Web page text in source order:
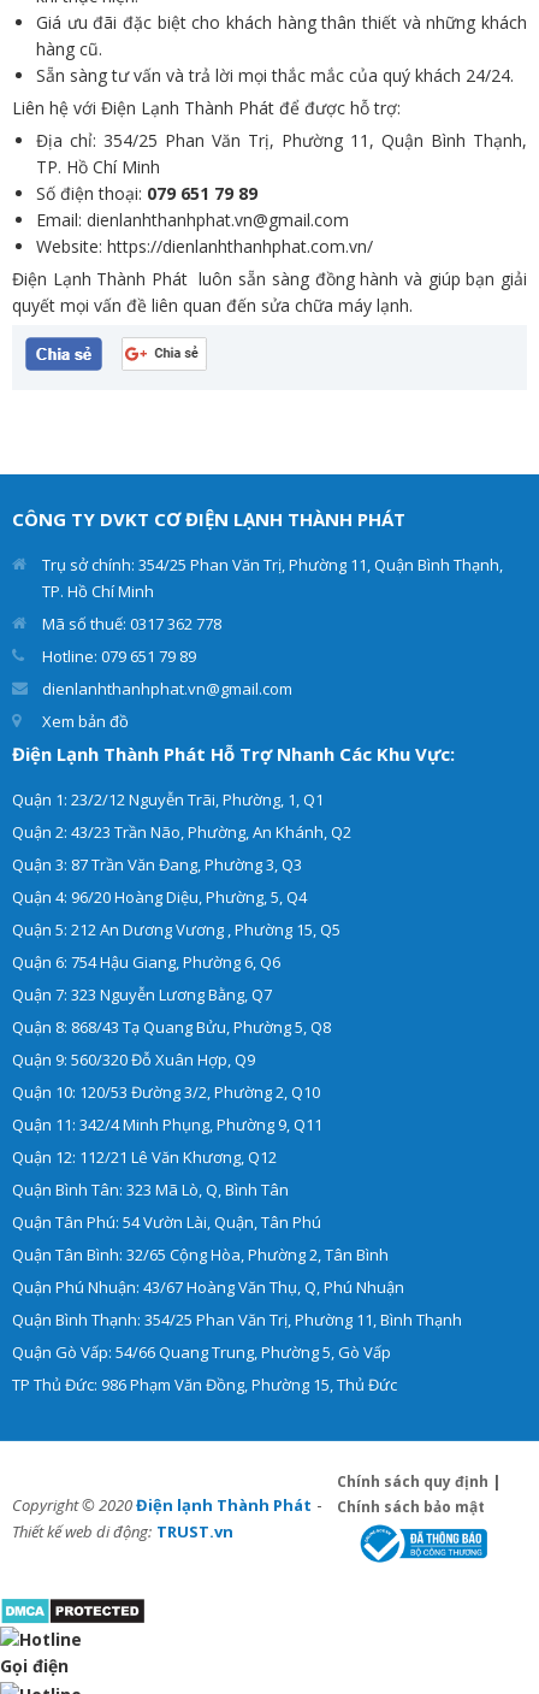
Giá ưu đãi đặc biệt cho khách hàng thân thiết và những khách
hàng cũ.
Sẵn sàng tư vấn và trả lời mọi thắc mắc của quý khách 24/24.
Liên hệ với Điện Lạnh Thành Phát để được hỗ trợ:
Địa chỉ: 354/25 Phan Văn Trị, Phường 11, Quận Bình Thạnh,
TP. Hồ Chí Minh
Số điện thoại: 079 651 79 89
Email: dienlanhthanhphat.vn@gmail.com
Website: https://dienlanhthanhphat.com.vn/
Điện Lạnh Thành Phát luôn sẵn sàng đồng hành và giúp bạn giải
quyết mọi vấn đề liên quan đến sửa chữa máy lạnh.
CÔNG TY DVKT CƠ ĐIỆN LẠNH THÀNH PHÁT
Trụ sở chính: 354/25 Phan Văn Trị, Phường 11, Quận Bình Thạnh,
TP. Hồ Chí Minh
Mã số thuế: 0317 362 778
Hotline: 079 651 79 89
dienlanhthanhphat.vn@gmail.com
Xem bản đồ
Điện Lạnh Thành Phát Hỗ Trợ Nhanh Các Khu Vực:
Quận 1: 23/2/12 Nguyễn Trãi, Phường, 1, Q1
Quận 2: 43/23 Trần Não, Phường, An Khánh, Q2
Quận 3: 87 Trần Văn Đang, Phường 3, Q3
Quận 4: 96/20 Hoàng Diệu, Phường, 5, Q4
Quận 5: 212 An Dương Vương , Phường 15, Q5
Quận 6: 754 Hậu Giang, Phường 6, Q6
Quận 7: 323 Nguyễn Lương Bằng, Q7
Quận 8: 868/43 Tạ Quang Bửu, Phường 5, Q8
Quận 9: 560/320 Đỗ Xuân Hợp, Q9
Quận 10: 120/53 Đường 3/2, Phường 2, Q10
Quận 11: 342/4 Minh Phụng, Phường 9, Q11
Quận 12: 112/21 Lê Văn Khương, Q12
Quận Bình Tân: 323 Mã Lò, Q, Bình Tân
Quận Tân Phú: 54 Vườn Lài, Quận, Tân Phú
Quận Tân Bình: 32/65 Cộng Hòa, Phường 2, Tân Bình
Quận Phú Nhuận: 43/67 Hoàng Văn Thụ, Q, Phú Nhuận
Quận Bình Thạnh: 354/25 Phan Văn Trị, Phường 11, Bình Thạnh
Quận Gò Vấp: 54/66 Quang Trung, Phường 5, Gò Vấp
TP Thủ Đức: 986 Phạm Văn Đồng, Phường 15, Thủ Đức
Copyright © 2020Điện lạnh Thành Phát -
Thiết kế web di động: TRUST.vn
Chính sách quy định |
Chính sách bảo mật
Gọi điện